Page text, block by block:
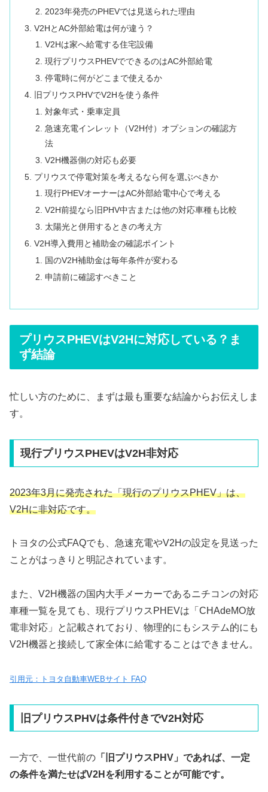
2023年発売のPHEVでは見送られた理由
V2HとAC外部給電は何が違う？
V2Hは家へ給電する住宅設備
現行プリウスPHEVでできるのはAC外部給電
停電時に何がどこまで使えるか
旧プリウスPHVでV2Hを使う条件
対象年式・乗車定員
急速充電インレット（V2H付）オプションの確認方
法
V2H機器側の対応も必要
プリウスで停電対策を考えるなら何を選ぶべきか
現行PHEVオーナーはAC外部給電中心で考える
V2H前提なら旧PHV中古または他の対応車種も比較
太陽光と併用するときの考え方
V2H導入費用と補助金の確認ポイント
国のV2H補助金は毎年条件が変わる
申請前に確認すべきこと
プリウスPHEVはV2Hに対応している？ま
ず結論
忙しい方のために、まずは最も重要な結論からお伝えしま
す。
現行プリウスPHEVはV2H非対応
2023年3月に発売された「現行のプリウスPHEV」は、
V2Hに非対応です。
トヨタの公式FAQでも、急速充電やV2Hの設定を見送った
ことがはっきりと明記されています。
また、V2H機器の国内大手メーカーであるニチコンの対応
車種一覧を見ても、現行プリウスPHEVは「CHAdeMO放
電非対応」と記載されており、物理的にもシステム的にも
V2H機器と接続して家全体に給電することはできません。
引用元：トヨタ自動車WEBサイト FAQ
旧プリウスPHVは条件付きでV2H対応
一方で、一世代前の 「旧プリウスPHV」であれば、一定
の条件を満たせばV2Hを利用することが可能です。